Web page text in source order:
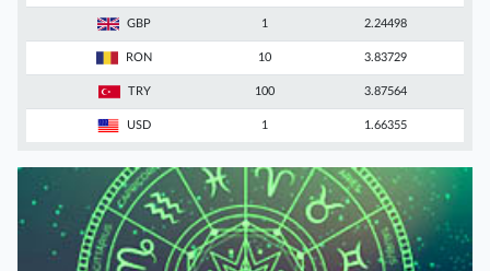
GBP 1 2.24498
RON 10 3.83729
TRY 100 3.87564
USD 1 1.66355